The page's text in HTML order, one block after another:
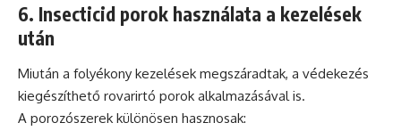
6. Insecticid porok használata a kezelések
után
Miután a folyékony kezelések megszáradtak, a védekezés
kiegészíthető rovarirtó porok alkalmazásával is.
A porozószerek különösen hasznosak: